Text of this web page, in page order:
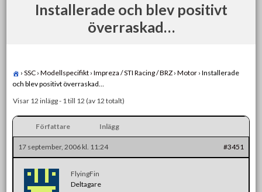
Installerade och blev positivt
överraskad…
› SSC › Modellspecifikt › Impreza / STI Racing / BRZ › Motor › Installerade
och blev positivt överraskad…
Visar 12 inlägg - 1 till 12 (av 12 totalt)
Författare Inlägg
17 september, 2006 kl. 11:24 #3451
FlyingFin
Deltagare